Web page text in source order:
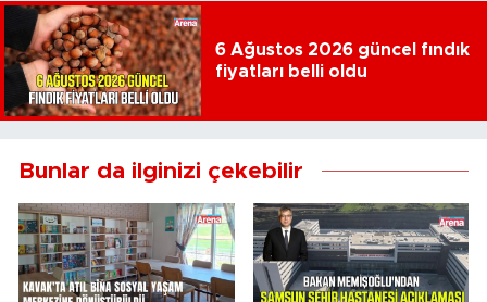
6 Ağustos 2026 güncel fındık
fiyatları belli oldu
Bunlar da ilginizi çekebilir